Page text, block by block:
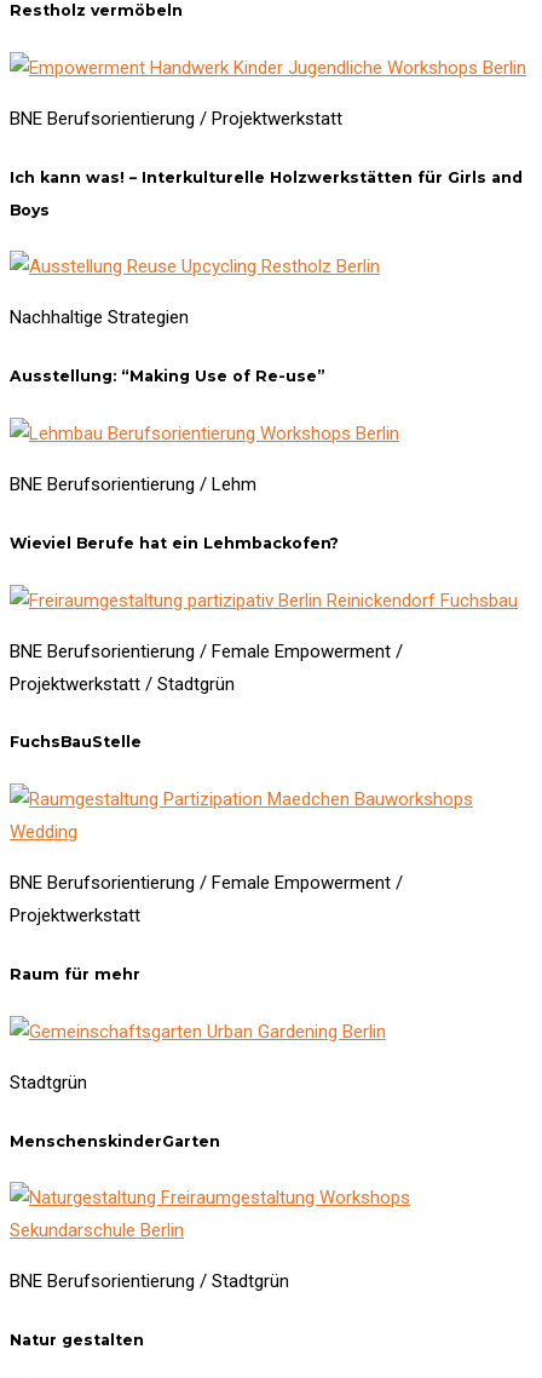
Restholz vermöbeln
BNE Berufsorientierung / Projektwerkstatt
Ich kann was! – Interkulturelle Holzwerkstätten für Girls and
Boys
Nachhaltige Strategien
Ausstellung: “Making Use of Re-use”
BNE Berufsorientierung / Lehm
Wieviel Berufe hat ein Lehmbackofen?
BNE Berufsorientierung / Female Empowerment /
Projektwerkstatt / Stadtgrün
FuchsBauStelle
BNE Berufsorientierung / Female Empowerment /
Projektwerkstatt
Raum für mehr
Stadtgrün
MenschenskinderGarten
BNE Berufsorientierung / Stadtgrün
Natur gestalten